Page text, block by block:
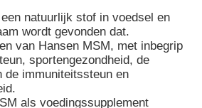
MSM
natuurlijk stof in voedsel en
wordt gevonden dat.
van Hansen MSM, met inbegrip
sportengezondheid, de
de immuniteitssteun en
als voedingssupplement